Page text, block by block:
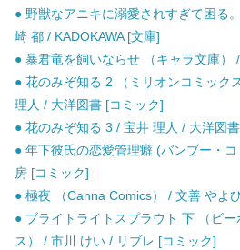
● 野獣なアニキに溺愛されすぎて困る
崎 都 / KADOKAWA [文庫]
● 暴君竜を飼いならせ （キャラ文庫）
● 花のみぞ知る 2 （ミリオンコミック
理人 / 大洋図書 [コミック]
● 花のみぞ知る 3 / 宝井 理人 / 大洋図
● 年下彼氏の恋愛管理癖 (バンブー・
房 [コミック]
● 極夜 （Canna Comics） / 文善 やよ
● ブライトライトスプラウト 下 （ビ
ス） / 市川 けい / リブレ [コミック]